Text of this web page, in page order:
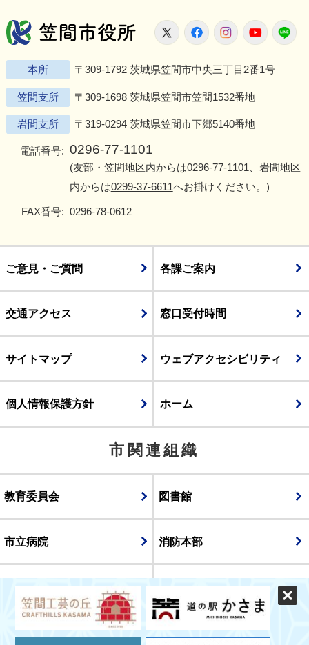
笠間市役所
X FacebookInstagram
本所 〒309-1792 茨城県笠間市中央三丁目2番1号
笠間支所 〒309-1698 茨城県笠間市笠間1532番地
岩間支所 〒319-0294 茨城県笠間市下郷5140番地
電話番号: 0296-77-1101
(友部・笠間地区内からは0296-77-1101 、岩間地区
内からは0299-37-6611へお掛けください。)
FAX番号: 0296-78-0612
ご意見・ご質問 各課ご案内
交通アクセス 窓口受付時間
サイトマップ ウェブアクセシビリティ
個人情報保護方針 ホーム
市関連組織
教育委員会 図書館
市立病院 消防本部
議会
表示 スマートフォン版 パソコン版